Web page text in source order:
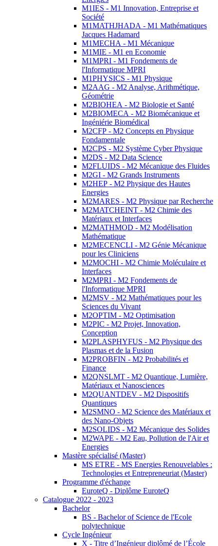
M1IES - M1 Innovation, Entreprise et
Société
M1MATHJHADA - M1 Mathématiques
Jacques Hadamard
M1MECHA - M1 Mécanique
M1MIE - M1 en Economie
M1MPRI - M1 Fondements de
l'Informatique MPRI
M1PHYSICS - M1 Physique
M2AAG - M2 Analyse, Arithmétique,
Géométrie
M2BIOHEA - M2 Biologie et Santé
M2BIOMECA - M2 Biomécanique et
Ingéniérie Biomédical
M2CFP - M2 Concepts en Physique
Fondamentale
M2CPS - M2 Système Cyber Physique
M2DS - M2 Data Science
M2FLUIDS - M2 Mécanique des Fluides
M2GI - M2 Grands Instruments
M2HEP - M2 Physique des Hautes
Energies
M2MARES - M2 Physique par Recherche
M2MATCHEINT - M2 Chimie des
Matériaux et Interfaces
M2MATHMOD - M2 Modélisation
Mathématique
M2MECENCLI - M2 Génie Mécanique
pour les Cliniciens
M2MOCHI - M2 Chimie Moléculaire et
Interfaces
M2MPRI - M2 Fondements de
l'Informatique MPRI
M2MSV - M2 Mathématiques pour les
Sciences du Vivant
M2OPTIM - M2 Optimisation
M2PIC - M2 Projet, Innovation,
Conception
M2PLASPHYFUS - M2 Physique des
Plasmas et de la Fusion
M2PROBFIN - M2 Probabilités et
Finance
M2QNSLMT - M2 Quantique, Lumière,
Matériaux et Nanosciences
M2QUANTDEV - M2 Dispositifs
Quantiques
M2SMNO - M2 Science des Matériaux et
des Nano-Objets
M2SOLIDS - M2 Mécanique des Solides
M2WAPE - M2 Eau, Pollution de l'Air et
Energies
Mastère spécialisé (Master)
MS ETRE - MS Energies Renouvelables :
Technologies et Entrepreneuriat (Master)
Programme d'échange
EuroteQ - Diplôme EuroteQ
Catalogue 2022 - 2023
Bachelor
BS - Bachelor of Science de l'Ecole
polytechnique
Cycle Ingénieur
X - Titre d’Ingénieur diplômé de l’École